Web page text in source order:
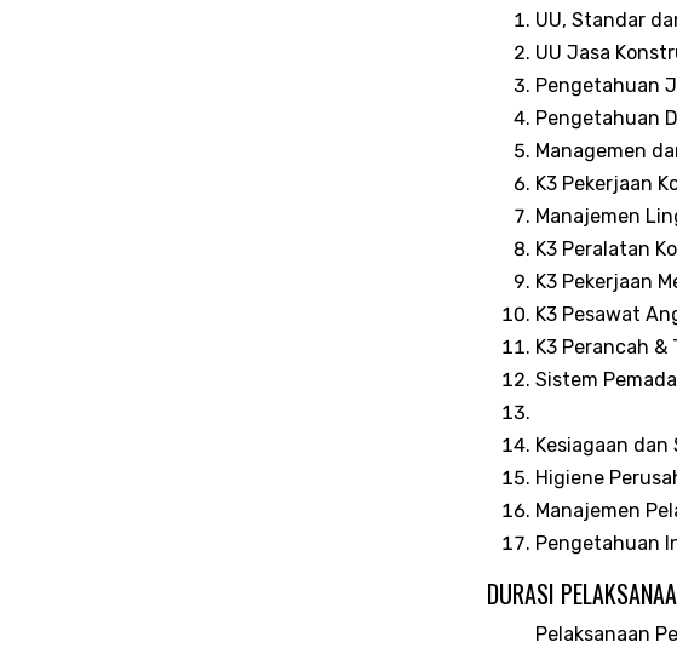
UU, Standar
UU Jasa
Pengetahuan
Pengetahuan
Managemen
K3 Pekerjaan
Manajemen
K3 Peralatan
K3 Pekerjaan
K3 Pesawat
K3 Perancah &
Sistem
Kesiagaan
Higiene
Manajemen
Pengetahuan
DURASI
Pelaksanaan